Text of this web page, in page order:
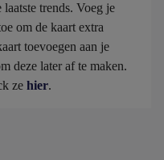
trends. Voeg je
om de kaart extra
toevoegen aan je
deze later af te maken.
ze hier.